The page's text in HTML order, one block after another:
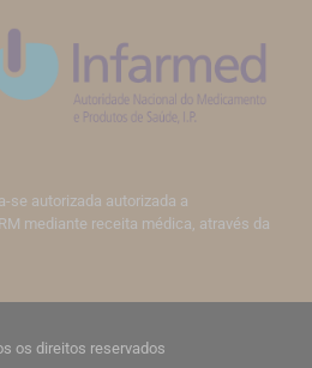
se autorizada autorizada a
mediante receita médica, através da
os direitos reservados